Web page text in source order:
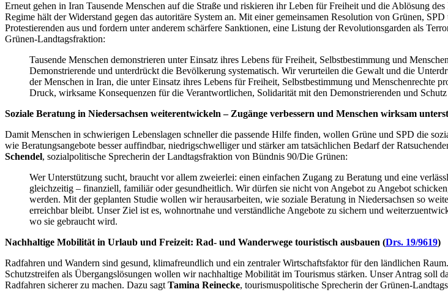
Erneut gehen in Iran Tausende Menschen auf die Straße und riskieren ihr Leben für Freiheit und die Ablösung
Regime hält der Widerstand gegen das autoritäre System an. Mit einer gemeinsamen Resolution von Grünen,
Protestierenden aus und fordern unter anderem schärfere Sanktionen, eine Listung der Revolutionsgarden als
Grünen-Landtagsfraktion:
Tausende Menschen demonstrieren unter Einsatz ihres Lebens für Freiheit, Selbstbestimmung und
Demonstrierende und unterdrückt die Bevölkerung systematisch. Wir verurteilen die Gewalt und die
der Menschen in Iran, die unter Einsatz ihres Lebens für Freiheit, Selbstbestimmung und Menschenrechte
Druck, wirksame Konsequenzen für die Verantwortlichen, Solidarität mit den Demonstrierenden und
Soziale Beratung in Niedersachsen weiterentwickeln – Zugänge verbessern und Menschen wirksam
Damit Menschen in schwierigen Lebenslagen schneller die passende Hilfe finden, wollen Grüne und SPD die
wie Beratungsangebote besser auffindbar, niedrigschwelliger und stärker am tatsächlichen Bedarf der
Schendel, sozialpolitische Sprecherin der Landtagsfraktion von Bündnis 90/Die Grünen:
Wer Unterstützung sucht, braucht vor allem zweierlei: einen einfachen Zugang zu Beratung und eine
gleichzeitig – finanziell, familiär oder gesundheitlich. Wir dürfen sie nicht von Angebot zu Angebot
werden. Mit der geplanten Studie wollen wir herausarbeiten, wie soziale Beratung in Niedersachsen so
erreichbar bleibt. Unser Ziel ist es, wohnortnahe und verständliche Angebote zu sichern und
wo sie gebraucht wird.
Nachhaltige Mobilität in Urlaub und Freizeit: Rad- und Wanderwege touristisch ausbauen (Drs. 19/9619)
Radfahren und Wandern sind gesund, klimafreundlich und ein zentraler Wirtschaftsfaktor für den ländlichen
Schutzstreifen als Übergangslösungen wollen wir nachhaltige Mobilität im Tourismus stärken. Unser Antrag soll
Radfahren sicherer zu machen. Dazu sagt Tamina Reinecke, tourismuspolitische Sprecherin der Grünen-